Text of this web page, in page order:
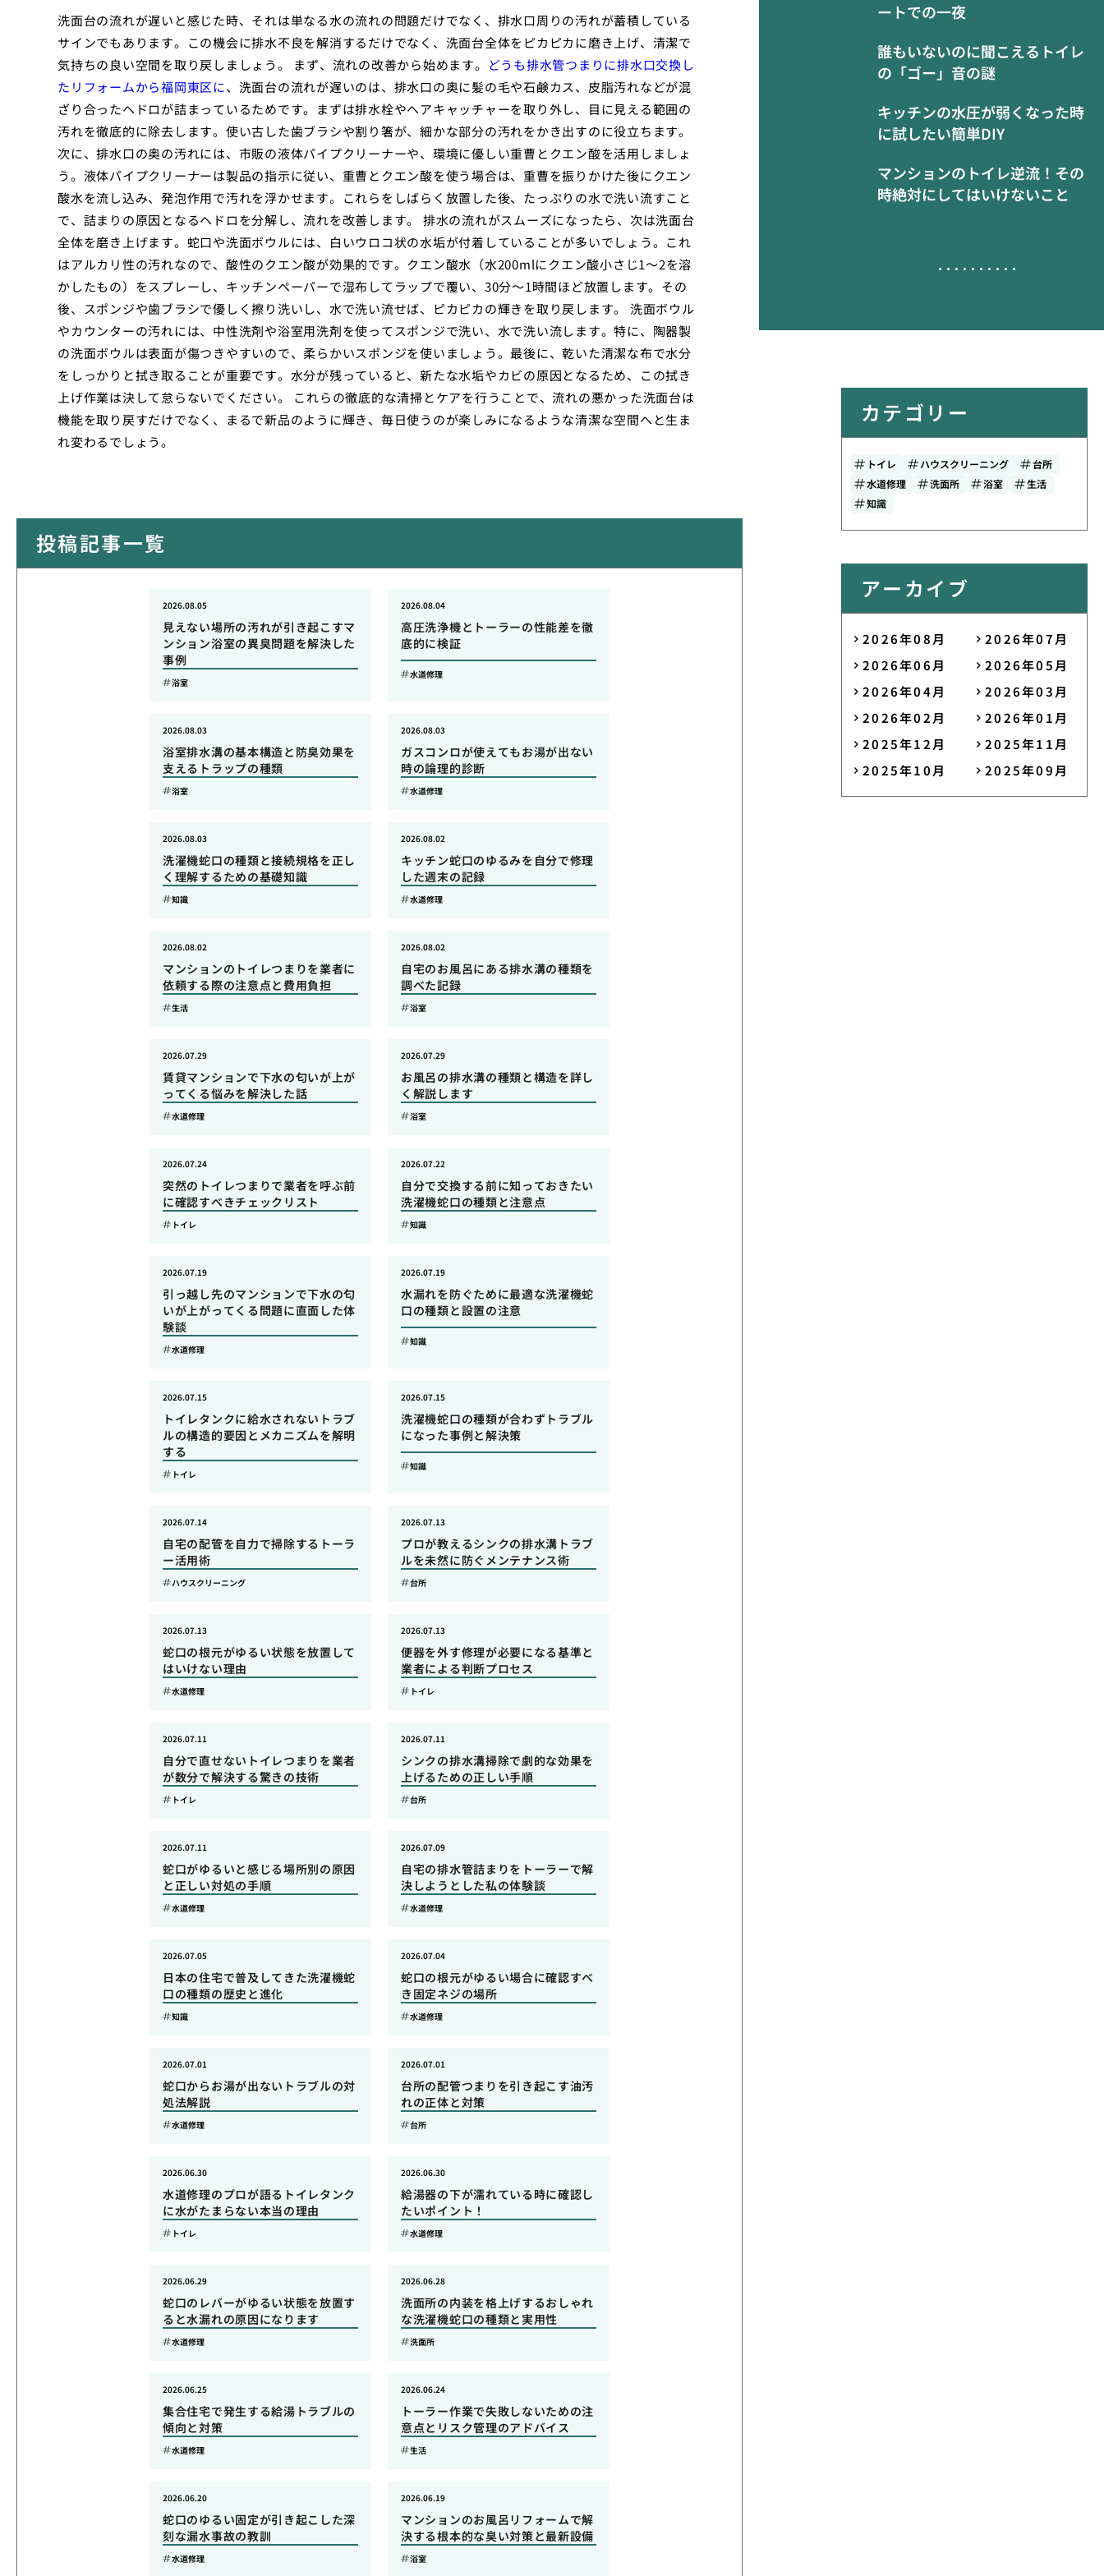
ートでの一夜
誰もいないのに聞こえるトイレ
の「ゴー」音の謎
キッチンの水圧が弱くなった時
に試したい簡単DIY
マンションのトイレ逆流！その
時絶対にしてはいけないこと
洗面台の流れが遅いと感じた時、それは単なる水の流れの問題だけでなく、排水口周りの汚れが蓄積している
サインでもあります。この機会に排水不良を解消するだけでなく、洗面台全体をピカピカに磨き上げ、清潔で
気持ちの良い空間を取り戻しましょう。 まず、流れの改善から始めます。 どうも排水管つまりに排水口交換し
たリフォームから福岡東区に、洗面台の流れが遅いのは、排水口の奥に髪の毛や石鹸カス、皮脂汚れなどが混
ざり合ったヘドロが詰まっているためです。まずは排水栓やヘアキャッチャーを取り外し、目に見える範囲の
汚れを徹底的に除去します。使い古した歯ブラシや割り箸が、細かな部分の汚れをかき出すのに役立ちます。
次に、排水口の奥の汚れには、市販の液体パイプクリーナーや、環境に優しい重曹とクエン酸を活用しましょ
う。液体パイプクリーナーは製品の指示に従い、重曹とクエン酸を使う場合は、重曹を振りかけた後にクエン
酸水を流し込み、発泡作用で汚れを浮かせます。これらをしばらく放置した後、たっぷりの水で洗い流すこと
で、詰まりの原因となるヘドロを分解し、流れを改善します。 排水の流れがスムーズになったら、次は洗面台
全体を磨き上げます。蛇口や洗面ボウルには、白いウロコ状の水垢が付着していることが多いでしょう。これ
はアルカリ性の汚れなので、酸性のクエン酸が効果的です。クエン酸水（水200mlにクエン酸小さじ1〜2を溶
かしたもの）をスプレーし、キッチンペーパーで湿布してラップで覆い、30分〜1時間ほど放置します。その
後、スポンジや歯ブラシで優しく擦り洗いし、水で洗い流せば、ピカピカの輝きを取り戻します。 洗面ボウル
やカウンターの汚れには、中性洗剤や浴室用洗剤を使ってスポンジで洗い、水で洗い流します。特に、陶器製
の洗面ボウルは表面が傷つきやすいので、柔らかいスポンジを使いましょう。最後に、乾いた清潔な布で水分
をしっかりと拭き取ることが重要です。水分が残っていると、新たな水垢やカビの原因となるため、この拭き
上げ作業は決して怠らないでください。 これらの徹底的な清掃とケアを行うことで、流れの悪かった洗面台は
機能を取り戻すだけでなく、まるで新品のように輝き、毎日使うのが楽しみになるような清潔な空間へと生ま
れ変わるでしょう。
投稿記事一覧
見えない場所の汚れが引き起こすマ
ンション浴室の異臭問題を解決した
事例
2026.08.05
浴室
高圧洗浄機とトーラーの性能差を徹
底的に検証
2026.08.04
水道修理
浴室排水溝の基本構造と防臭効果を
支えるトラップの種類
2026.08.03
浴室
ガスコンロが使えてもお湯が出ない
時の論理的診断
2026.08.03
水道修理
洗濯機蛇口の種類と接続規格を正し
く理解するための基礎知識
2026.08.03
知識
キッチン蛇口のゆるみを自分で修理
した週末の記録
2026.08.02
水道修理
マンションのトイレつまりを業者に
依頼する際の注意点と費用負担
2026.08.02
生活
自宅のお風呂にある排水溝の種類を
調べた記録
2026.08.02
浴室
賃貸マンションで下水の匂いが上が
ってくる悩みを解決した話
2026.07.29
水道修理
お風呂の排水溝の種類と構造を詳し
く解説します
2026.07.29
浴室
突然のトイレつまりで業者を呼ぶ前
に確認すべきチェックリスト
2026.07.24
トイレ
自分で交換する前に知っておきたい
洗濯機蛇口の種類と注意点
2026.07.22
知識
引っ越し先のマンションで下水の匂
いが上がってくる問題に直面した体
験談
2026.07.19
水道修理
水漏れを防ぐために最適な洗濯機蛇
口の種類と設置の注意
2026.07.19
知識
トイレタンクに給水されないトラブ
ルの構造的要因とメカニズムを解明
する
2026.07.15
トイレ
洗濯機蛇口の種類が合わずトラブル
になった事例と解決策
2026.07.15
知識
自宅の配管を自力で掃除するトーラ
ー活用術
2026.07.14
ハウスクリーニング
プロが教えるシンクの排水溝トラブ
ルを未然に防ぐメンテナンス術
2026.07.13
台所
蛇口の根元がゆるい状態を放置して
はいけない理由
2026.07.13
水道修理
便器を外す修理が必要になる基準と
業者による判断プロセス
2026.07.13
トイレ
自分で直せないトイレつまりを業者
が数分で解決する驚きの技術
2026.07.11
トイレ
シンクの排水溝掃除で劇的な効果を
上げるための正しい手順
2026.07.11
台所
蛇口がゆるいと感じる場所別の原因
と正しい対処の手順
2026.07.11
水道修理
自宅の排水管詰まりをトーラーで解
決しようとした私の体験談
2026.07.09
水道修理
日本の住宅で普及してきた洗濯機蛇
口の種類の歴史と進化
2026.07.05
知識
蛇口の根元がゆるい場合に確認すべ
き固定ネジの場所
2026.07.04
水道修理
蛇口からお湯が出ないトラブルの対
処法解説
2026.07.01
水道修理
台所の配管つまりを引き起こす油汚
れの正体と対策
2026.07.01
台所
水道修理のプロが語るトイレタンク
に水がたまらない本当の理由
2026.06.30
トイレ
給湯器の下が濡れている時に確認し
たいポイント！
2026.06.30
水道修理
蛇口のレバーがゆるい状態を放置す
ると水漏れの原因になります
2026.06.29
水道修理
洗面所の内装を格上げするおしゃれ
な洗濯機蛇口の種類と実用性
2026.06.28
洗面所
集合住宅で発生する給湯トラブルの
傾向と対策
2026.06.25
水道修理
トーラー作業で失敗しないための注
意点とリスク管理のアドバイス
2026.06.24
生活
蛇口のゆるい固定が引き起こした深
刻な漏水事故の教訓
2026.06.20
水道修理
マンションのお風呂リフォームで解
決する根本的な臭い対策と最新設備
2026.06.19
浴室
カテゴリー
トイレ ハウスクリーニング
台所
水道修理
洗面所 浴室
生活
知識
アーカイブ
2026年08月
2026年07月
2026年06月
2026年05月
2026年04月
2026年03月
2026年02月
2026年01月
2025年12月
2025年11月
2025年10月
2025年09月